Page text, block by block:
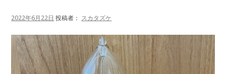
2022年6月22日 投稿者： スカタズケ